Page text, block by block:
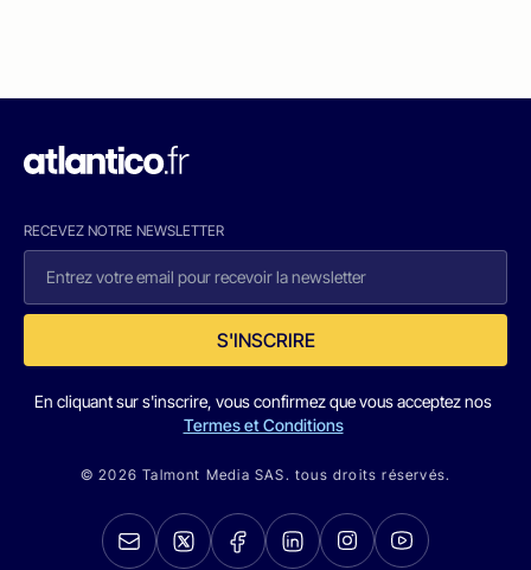
RECEVEZ NOTRE NEWSLETTER
S'INSCRIRE
En cliquant sur s'inscrire, vous confirmez que vous acceptez nos
Termes et Conditions
© 2026 Talmont Media SAS. tous droits réservés.